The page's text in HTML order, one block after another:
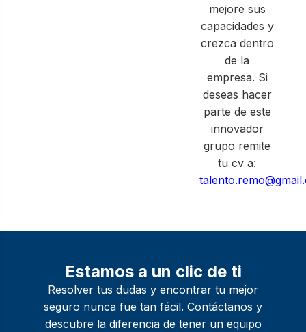
mejore sus
capacidades y
crezca dentro
de la
empresa. Si
deseas hacer
parte de este
innovador
grupo remite
tu cv a:
Estamos a un clic de ti
Resolver tus dudas y encontrar tu mejor
seguro nunca fue tan fácil. Contáctanos y
descubre la diferencia de tener un equipo